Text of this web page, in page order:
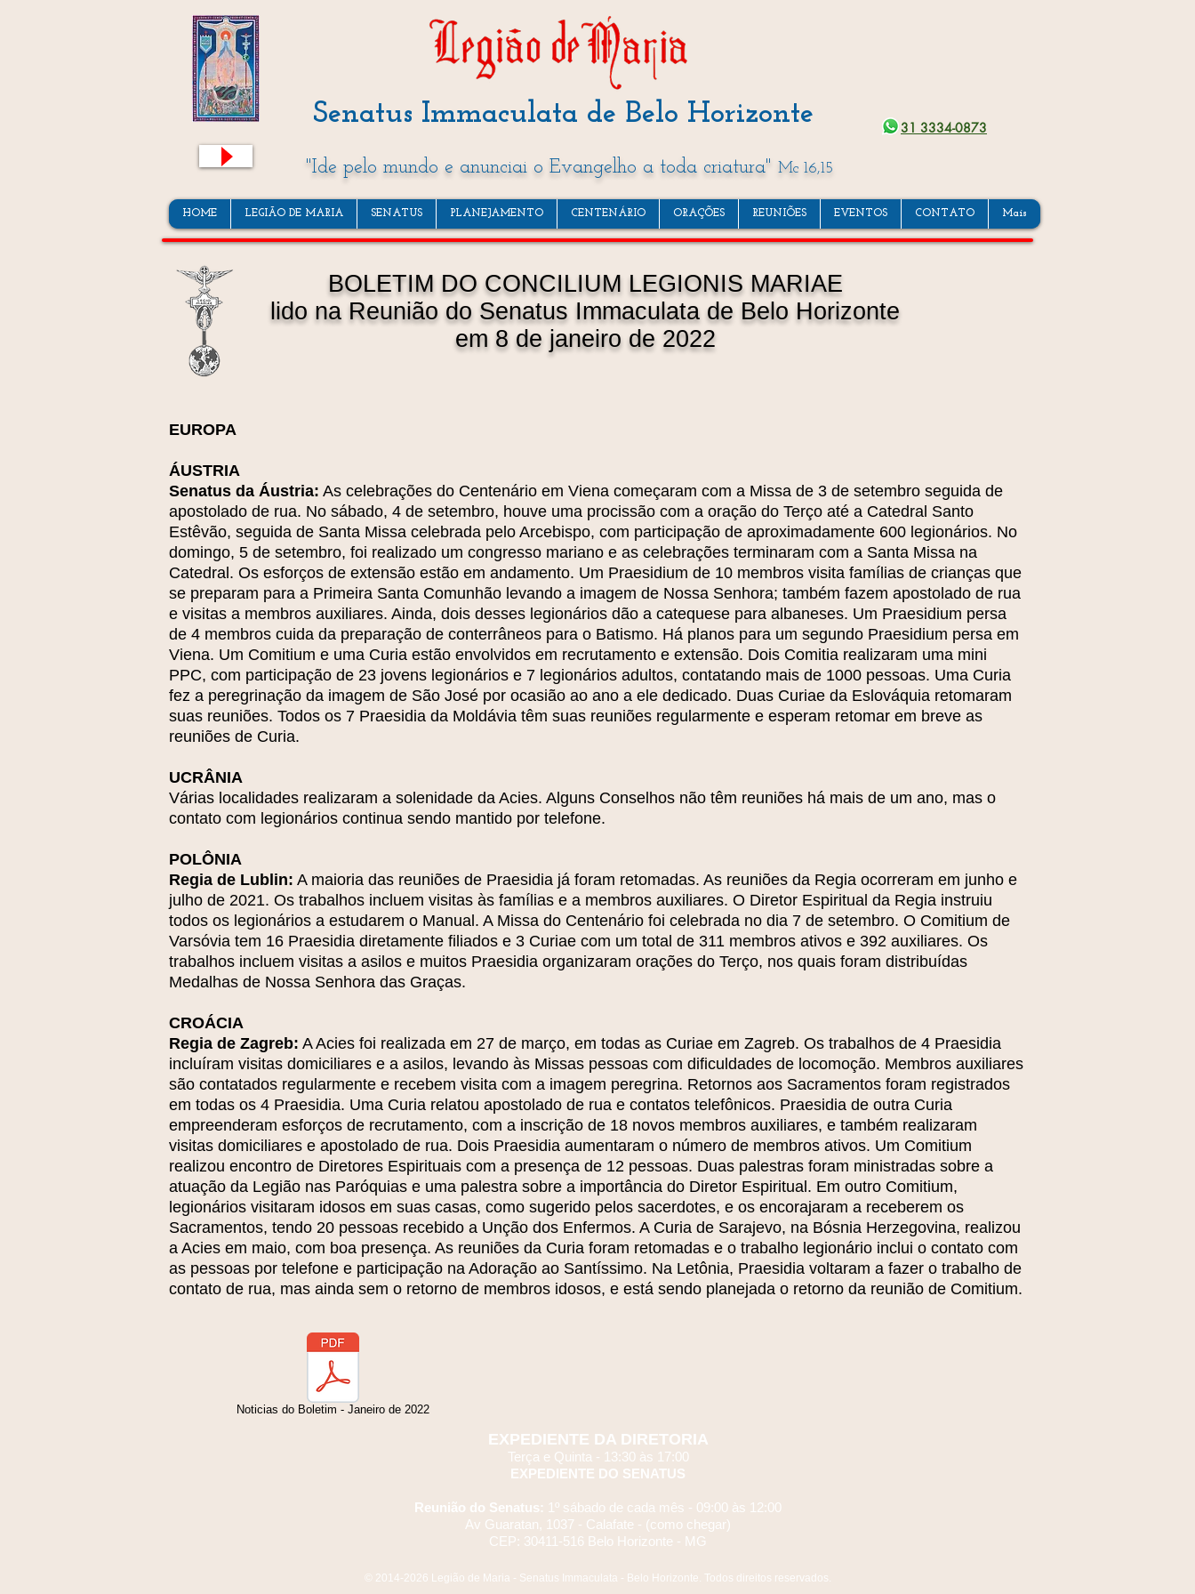
Senatus Immaculata de Belo Horizonte 31 3334-0873
"Ide pelo mundo e anunciai o Evangelho a toda criatura" Mc 16,15
HOME LEGIÃO DE MARIA SENATUS PLANEJAMENTO CENTENÁRIO ORAÇÕES REUNIÕES EVENTOS CONTATO Mais
BOLETIM DO CONCILIUM LEGIONIS MARIAE
lido na Reunião do Senatus Immaculata de Belo Horizonte
em 8 de janeiro de 2022
EUROPA
ÁUSTRIA
Senatus da Áustria: As celebrações do Centenário em Viena começaram com a Missa de 3 de setembro seguida de
apostolado de rua. No sábado, 4 de setembro, houve uma procissão com a oração do Terço até a Catedral Santo
Estêvão, seguida de Santa Missa celebrada pelo Arcebispo, com participação de aproximadamente 600 legionários. No
domingo, 5 de setembro, foi realizado um congresso mariano e as celebrações terminaram com a Santa Missa na
Catedral. Os esforços de extensão estão em andamento. Um Praesidium de 10 membros visita famílias de crianças que
se preparam para a Primeira Santa Comunhão levando a imagem de Nossa Senhora; também fazem apostolado de rua
e visitas a membros auxiliares. Ainda, dois desses legionários dão a catequese para albaneses. Um Praesidium persa
de 4 membros cuida da preparação de conterrâneos para o Batismo. Há planos para um segundo Praesidium persa em
Viena. Um Comitium e uma Curia estão envolvidos em recrutamento e extensão. Dois Comitia realizaram uma mini
PPC, com participação de 23 jovens legionários e 7 legionários adultos, contatando mais de 1000 pessoas. Uma Curia
fez a peregrinação da imagem de São José por ocasião ao ano a ele dedicado. Duas Curiae da Eslováquia retomaram
suas reuniões. Todos os 7 Praesidia da Moldávia têm suas reuniões regularmente e esperam retomar em breve as
reuniões de Curia.
UCRÂNIA
Várias localidades realizaram a solenidade da Acies. Alguns Conselhos não têm reuniões há mais de um ano, mas o
contato com legionários continua sendo mantido por telefone.
POLÔNIA
Regia de Lublin: A maioria das reuniões de Praesidia já foram retomadas. As reuniões da Regia ocorreram em junho e
julho de 2021. Os trabalhos incluem visitas às famílias e a membros auxiliares. O Diretor Espiritual da Regia instruiu
todos os legionários a estudarem o Manual. A Missa do Centenário foi celebrada no dia 7 de setembro. O Comitium de
Varsóvia tem 16 Praesidia diretamente filiados e 3 Curiae com um total de 311 membros ativos e 392 auxiliares. Os
trabalhos incluem visitas a asilos e muitos Praesidia organizaram orações do Terço, nos quais foram distribuídas
Medalhas de Nossa Senhora das Graças.
CROÁCIA
Regia de Zagreb: A Acies foi realizada em 27 de março, em todas as Curiae em Zagreb. Os trabalhos de 4 Praesidia
incluíram visitas domiciliares e a asilos, levando às Missas pessoas com dificuldades de locomoção. Membros auxiliares
são contatados regularmente e recebem visita com a imagem peregrina. Retornos aos Sacramentos foram registrados
em todas os 4 Praesidia. Uma Curia relatou apostolado de rua e contatos telefônicos. Praesidia de outra Curia
empreenderam esforços de recrutamento, com a inscrição de 18 novos membros auxiliares, e também realizaram
visitas domiciliares e apostolado de rua. Dois Praesidia aumentaram o número de membros ativos. Um Comitium
realizou encontro de Diretores Espirituais com a presença de 12 pessoas. Duas palestras foram ministradas sobre a
atuação da Legião nas Paróquias e uma palestra sobre a importância do Diretor Espiritual. Em outro Comitium,
legionários visitaram idosos em suas casas, como sugerido pelos sacerdotes, e os encorajaram a receberem os
Sacramentos, tendo 20 pessoas recebido a Unção dos Enfermos. A Curia de Sarajevo, na Bósnia Herzegovina, realizou
a Acies em maio, com boa presença. As reuniões da Curia foram retomadas e o trabalho legionário inclui o contato com
as pessoas por telefone e participação na Adoração ao Santíssimo. Na Letônia, Praesidia voltaram a fazer o trabalho de
contato de rua, mas ainda sem o retorno de membros idosos, e está sendo planejada o retorno da reunião de Comitium.
Noticias do Boletim - Janeiro de 2022
EXPEDIENTE DA DIRETORIA
Terça e Quinta - 13:30 às 17:00
EXPEDIENTE DO SENATUS
Reunião do Senatus: 1º sábado de cada mês - 09:00 às 12:00
Av Guaratan, 1037 - Calafate - (como chegar)
CEP: 30411-516 Belo Horizonte - MG
© 2014-2026 Legião de Maria - Senatus Immaculata - Belo Horizonte. Todos direitos reservados.